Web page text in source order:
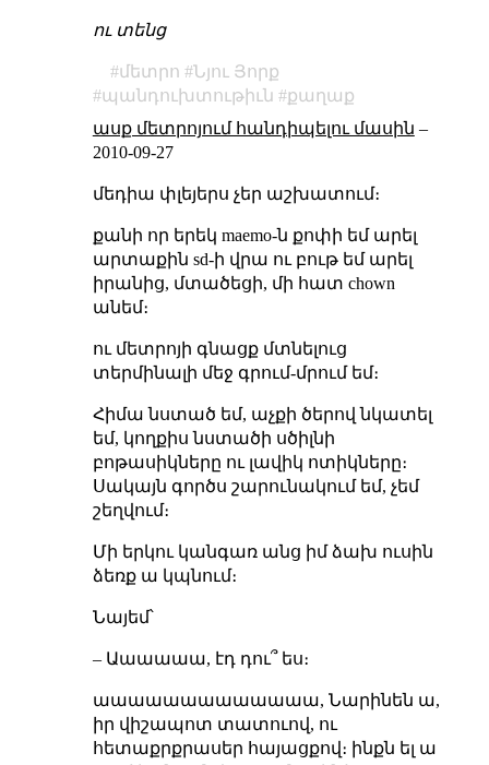
ու տենց
մետրո
Նյու Յորք
պանդուխտութիւն
քաղաք
ասք մետրոյում հանդիպելու մասին –
2010-09-27
մեդիա փլեյերս չեր աշխատում։
քանի որ երեկ maemo-ն քոփի եմ արել
արտաքին sd-ի վրա ու բութ եմ արել
իրանից, մտածեցի, մի հատ chown
անեմ։
ու մետրոյի գնացք մտնելուց
տերմինալի մեջ գրում-մրում եմ։
Հիմա նստած եմ, աչքի ծերով նկատել
եմ, կողքիս նստածի սծիլնի
բոթասիկները ու լավիկ ոտիկները։
Սակայն գործս շարունակում եմ, չեմ
շեղվում։
Մի երկու կանգառ անց իմ ձախ ուսին
ձեռք ա կպնում։
Նայեմ՝
– Աաաաաա, էդ դու՞ ես։
աաաաաաաաաաաաա, Նարինեն ա,
իր վիշապոտ տատուով, ու
հետաքրքրասեր հայացքով։ ինքն ել ա